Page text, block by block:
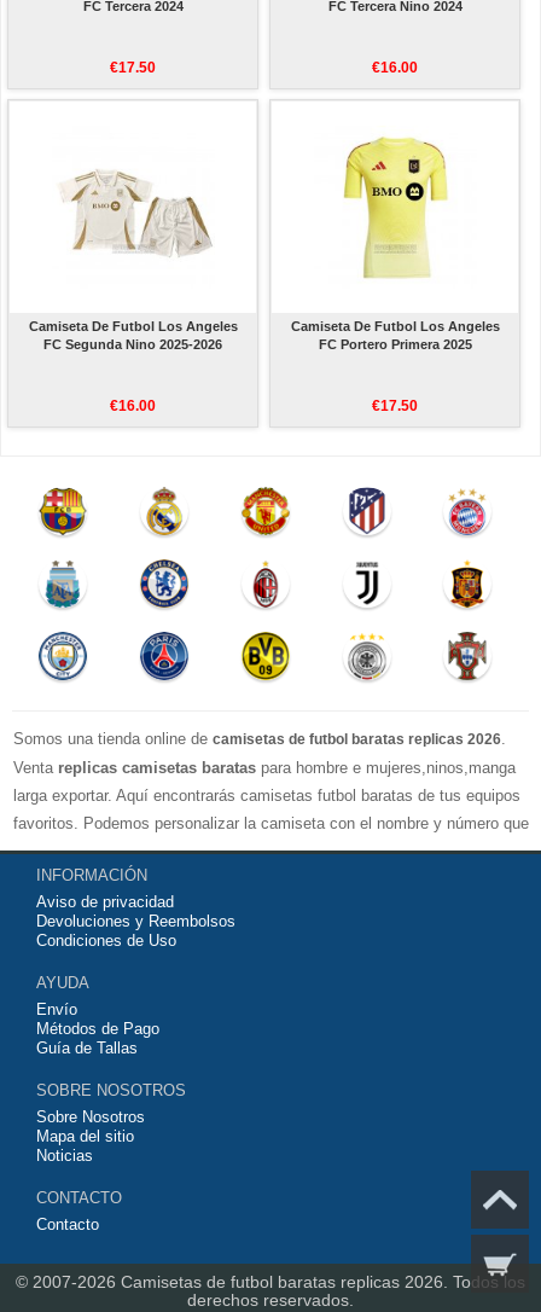
FC Tercera 2024
€17.50
FC Tercera Nino 2024
€16.00
Camiseta De Futbol Los Angeles
FC Segunda Nino 2025-2026
€16.00
Camiseta De Futbol Los Angeles
FC Portero Primera 2025
€17.50
Somos una tienda online de camisetas de futbol baratas replicas 2026.
Venta replicas camisetas baratas para hombre e mujeres,ninos,manga
larga exportar. Aquí encontrarás camisetas futbol baratas de tus equipos
favoritos. Podemos personalizar la camiseta con el nombre y número que
quieras. Nuestrascamisetas de futbol replicasson de máxima calidad
tailandesa por lo que estamos convencidos que quedarás muy satisfecho
con ella. Estas camisetas tienen un tejido transpirable por lo que te
servirán para jugar al fútbol o simplemente para animar a tu equipo
contáctanos y haremos lo posible para conseguirtela lo más barata
posible.
INFORMACIÓN
Aviso de privacidad
Devoluciones y Reembolsos
Condiciones de Uso
AYUDA
Envío
Métodos de Pago
Guía de Tallas
SOBRE NOSOTROS
Sobre Nosotros
Mapa del sitio
Noticias
CONTACTO
Contacto
© 2007-2026 Camisetas de futbol baratas replicas 2026. Todos los
derechos reservados.